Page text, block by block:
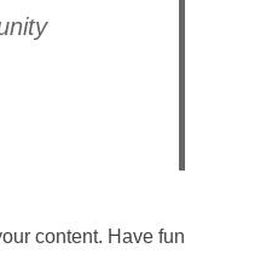
content. Have fun!